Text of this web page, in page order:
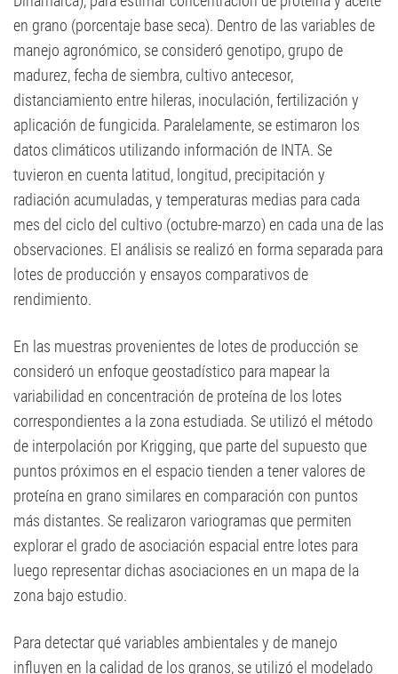
en grano (porcentaje base seca). Dentro de las variables de
manejo agronómico, se consideró genotipo, grupo de
madurez, fecha de siembra, cultivo antecesor,
distanciamiento entre hileras, inoculación, fertilización y
aplicación de fungicida. Paralelamente, se estimaron los
datos climáticos utilizando información de INTA. Se
tuvieron en cuenta latitud, longitud, precipitación y
radiación acumuladas, y temperaturas medias para cada
mes del ciclo del cultivo (octubre-marzo) en cada una de las
observaciones. El análisis se realizó en forma separada para
lotes de producción y ensayos comparativos de
rendimiento.
En las muestras provenientes de lotes de producción se
consideró un enfoque geostadístico para mapear la
variabilidad en concentración de proteína de los lotes
correspondientes a la zona estudiada. Se utilizó el método
de interpolación por Krigging, que parte del supuesto que
puntos próximos en el espacio tienden a tener valores de
proteína en grano similares en comparación con puntos
más distantes. Se realizaron variogramas que permiten
explorar el grado de asociación espacial entre lotes para
luego representar dichas asociaciones en un mapa de la
zona bajo estudio.
Para detectar qué variables ambientales y de manejo
influyen en la calidad de los granos, se utilizó el modelado